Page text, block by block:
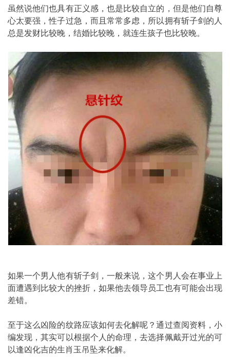
虽然说他们也具有正义感，也是比较自立的，但是他们自尊
心太要强，性子过急，而且常常多虑，所以拥有斩子剑的人
总是发财比较晚，结婚比较晚，就连生孩子也比较晚。
如果一个男人他有斩子剑，一般来说，这个男人会在事业上
面遭遇到比较大的挫折，如果他去领导员工也有可能会出现
差错。
至于这么凶险的纹路应该如何去化解呢？通过查阅资料，小
编发现，其实可以根据个人的命理，去选择佩戴开过光的可
以逢凶化吉的生肖玉吊坠来化解。